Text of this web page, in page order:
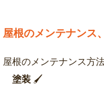
屋根のメンテナンス
屋根のメンテナンス方
塗装 🖌️